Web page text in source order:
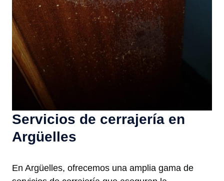
Servicios de cerrajería en
Argüelles
En Argüelles, ofrecemos una amplia gama de